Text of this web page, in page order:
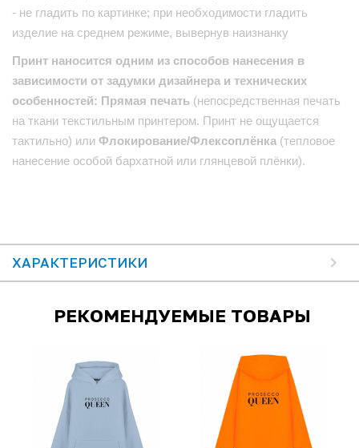
- не гладить по картинке; при необходимости гладить
изделие на среднем режиме, вывернув наизнанку
Принт наносится одним из способов нанесения в
зависимости от задумки дизайнера и технических
особенностей: Прямая печать (непосредственная печать
на ткани текстильным принтером. Принт не ощущается
тактильно) или Флокирование/Флексоплёнка (тепловое
нанесение особой бархатной или глянцевой плёнки).
ХАРАКТЕРИСТИКИ
РЕКОМЕНДУЕМЫЕ ТОВАРЫ